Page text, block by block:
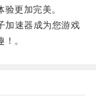
更加完美。
速器成为您游戏
。